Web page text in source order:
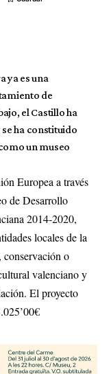
ya es una
de
el Castillo ha
ha constituido
un museo
Europea a través
de Desarrollo
2014-2020,
locales de la
o
valenciano y
El proyecto